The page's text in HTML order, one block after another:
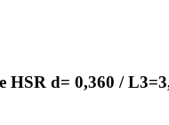
HSR d= 0,360 /